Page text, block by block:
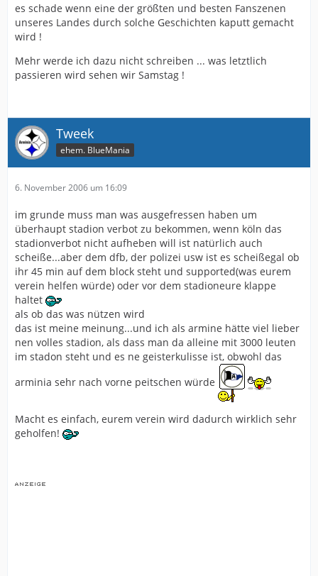
es schade wenn eine der größten und besten Fanszenen
unseres Landes durch solche Geschichten kaputt gemacht
wird !
Mehr werde ich dazu nicht schreiben ... was letztlich
passieren wird sehen wir Samstag !
Tweek
ehem. BlueMania
6. November 2006 um 16:09
im grunde muss man was ausgefressen haben um
überhaupt stadion verbot zu bekommen, wenn köln das
stadionverbot nicht aufheben will ist natürlich auch
scheiße...aber dem dfb, der polizei usw ist es scheißegal ob
ihr 45 min auf dem block steht und supported(was eurem
verein helfen würde) oder vor dem stadioneure klappe
haltet
als ob das was nützen wird
das ist meine meinung...und ich als armine hätte viel lieber
nen volles stadion, als dass man da alleine mit 3000 leuten
im stadon steht und es ne geisterkulisse ist, obwohl das
arminia sehr nach vorne peitschen würde
Macht es einfach, eurem verein wird dadurch wirklich sehr
geholfen!